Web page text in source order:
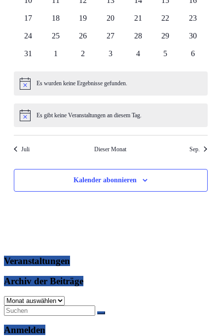
017
018
019
0
20
0
21
0
22
0
23
0
24
0
25
0
26
0
27
0
28
0
29
0
30
0
31
01
0
2
0
3
0
4
0
5
0
6
HinweisEs wurden keine Ergebnisse gefunden.
HinweisEs gibt keine Veranstaltungen an diesem Tag.
Juli Dieser Monat Sep.
Kalender abonnieren
Veranstaltungen
Archiv der Beiträge
Archiv
der
Beiträge
Anmelden